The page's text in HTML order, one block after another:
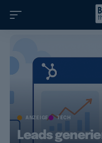
ANZEIGE TECH
Leads